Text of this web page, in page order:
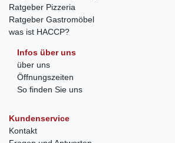
Ratgeber Pizzeria
Ratgeber Gastromöbel
was ist HACCP?
Infos über uns
über uns
Öffnungszeiten
So finden Sie uns
Kundenservice
Kontakt